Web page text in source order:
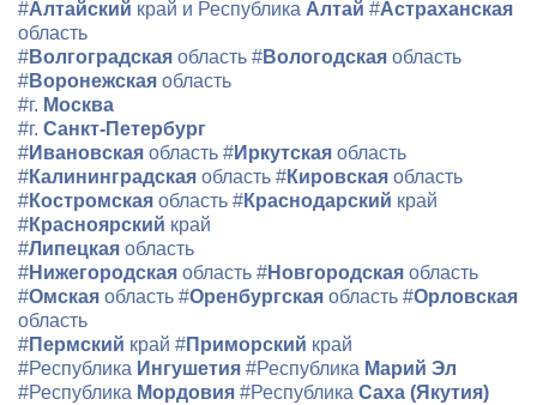
#Алтайский край и Республика Алтай #Астраханская
область
#Волгоградская область #Вологодская область
#Воронежская область
#г. Москва
#г. Санкт-Петербург
#Ивановская область #Иркутская область
#Калининградская область #Кировская область
#Костромская область #Краснодарский край
#Красноярский край
#Липецкая область
#Нижегородская область #Новгородская область
#Омская область #Оренбургская область #Орловская
область
#Пермский край #Приморский край
#Республика Ингушетия #Республика Марий Эл
#Республика Мордовия #Республика Саха (Якутия)